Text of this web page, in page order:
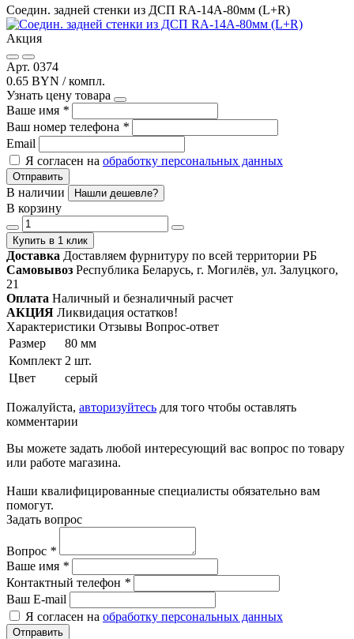
Соедин. задней стенки из ДСП RA-14A-80мм (L+R)
Акция
Арт. 0374
0.65 BYN / компл.
Узнать цену товара
Ваше имя *
Ваш номер телефона *
Email
Я согласен на обработку персональных данных
Отправить
В наличии Нашли дешевле?
В корзину
Купить в 1 клик
Доставка Доставляем фурнитуру по всей территории РБ
Самовывоз Республика Беларусь, г. Могилёв, ул. Залуцкого,
21
Оплата Наличный и безналичный расчет
АКЦИЯ Ликвидация остатков!
Характеристики Отзывы Вопрос-ответ
Размер
80 мм
Комплект 2 шт.
Цвет
серый
Пожалуйста, авторизуйтесь для того чтобы оставлять
комментарии
Вы можете задать любой интересующий вас вопрос по товару
или работе магазина.
Наши квалифицированные специалисты обязательно вам
помогут.
Задать вопрос
Вопрос *
Ваше имя *
Контактный телефон *
Ваш E-mail
Я согласен на обработку персональных данных
Отправить